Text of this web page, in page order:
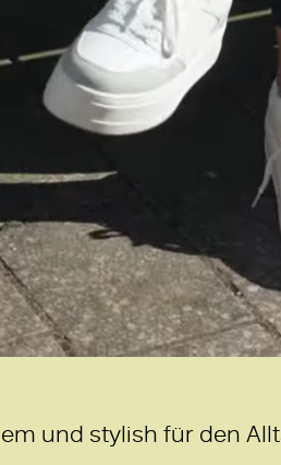
und stylish für den